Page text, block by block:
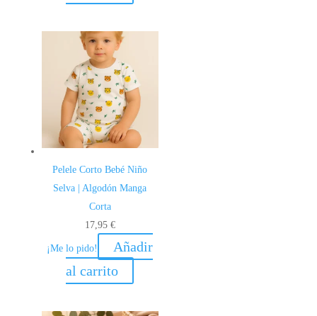
Pelele Corto Bebé Niño
Selva | Algodón Manga
Corta
17,95 €
¡Me lo pido!
Añadir
al carrito